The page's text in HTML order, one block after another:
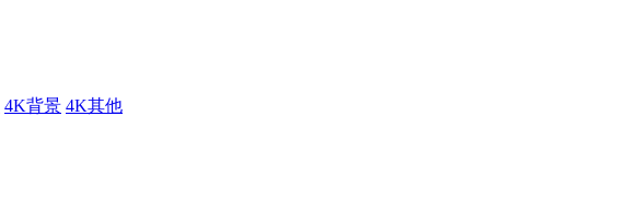
4K背景 4K其他